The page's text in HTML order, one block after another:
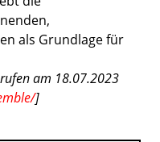
als Grundlage für
am 18.07.2023
]